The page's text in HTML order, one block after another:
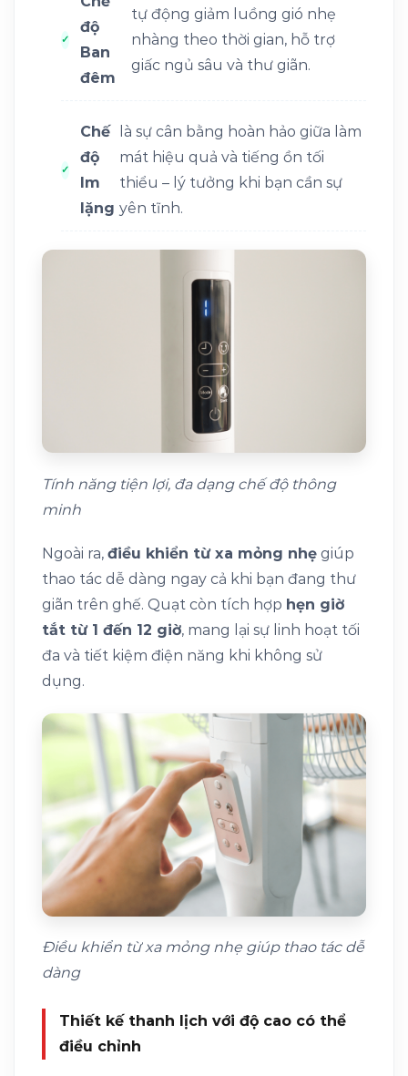
độ
Ban
đêm
tự động giảm luồng gió nhẹ
nhàng theo thời gian, hỗ trợ
giấc ngủ sâu và thư giãn.
Chế
độ
Im
lặng
là sự cân bằng hoàn hảo giữa làm
mát hiệu quả và tiếng ồn tối
thiểu – lý tưởng khi bạn cần sự
yên tĩnh.
Tính năng tiện lợi, đa dạng chế độ thông
minh
Ngoài ra, điều khiển từ xa mỏng nhẹ giúp
thao tác dễ dàng ngay cả khi bạn đang thư
giãn trên ghế. Quạt còn tích hợp hẹn giờ
tắt từ 1 đến 12 giờ, mang lại sự linh hoạt tối
đa và tiết kiệm điện năng khi không sử
dụng.
Điều khiển từ xa mỏng nhẹ giúp thao tác dễ
dàng
Thiết kế thanh lịch với độ cao có thể
điều chỉnh